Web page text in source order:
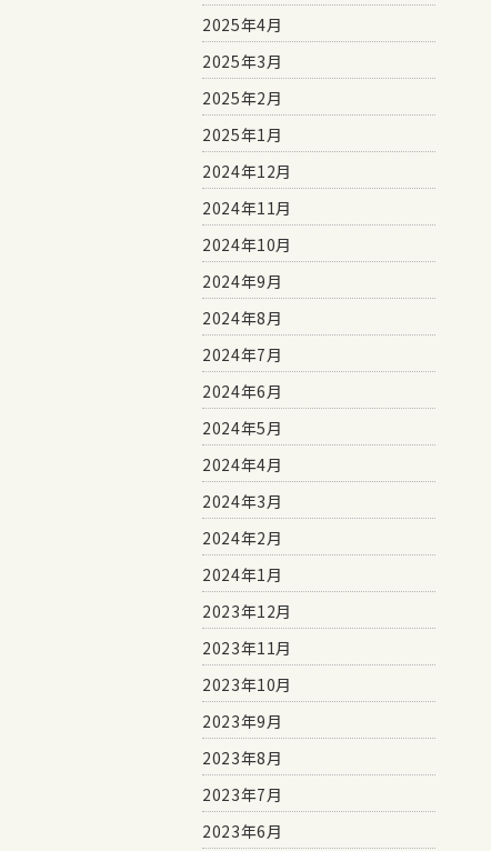
2025年4月
2025年3月
2025年2月
2025年1月
2024年12月
2024年11月
2024年10月
2024年9月
2024年8月
2024年7月
2024年6月
2024年5月
2024年4月
2024年3月
2024年2月
2024年1月
2023年12月
2023年11月
2023年10月
2023年9月
2023年8月
2023年7月
2023年6月